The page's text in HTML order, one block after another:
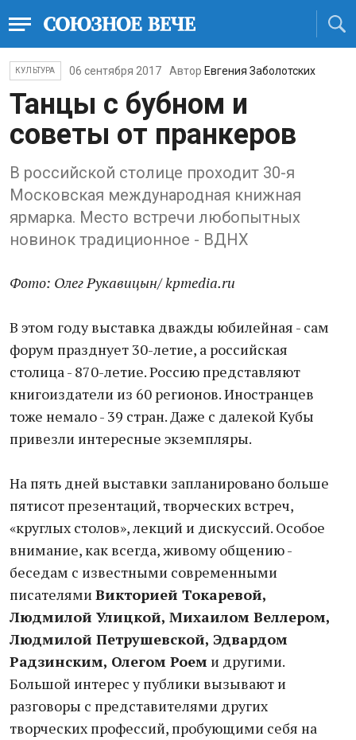
КУЛЬТУРА 06 сентября 2017 Автор Евгения Заболотских
Танцы с бубном и
советы от пранкеров
В российской столице проходит 30-я
Московская международная книжная
ярмарка. Место встречи любопытных
новинок традиционное - ВДНХ
Фото: Олег Рукавицын/ kpmedia.ru
В этом году выставка дважды юбилейная - сам
форум празднует 30-летие, а российская
столица - 870-летие. Россию представляют
книгоиздатели из 60 регионов. Иностранцев
тоже немало - 39 стран. Даже с далекой Кубы
привезли интересные экземпляры.
На пять дней выставки запланировано больше
пятисот презентаций, творческих встреч,
«круглых столов», лекций и дискуссий. Особое
внимание, как всегда, живому общению -
беседам с известными современными
писателями Викторией Токаревой,
Людмилой Улицкой, Михаилом Веллером,
Людмилой Петрушевской, Эдвардом
Радзинским, Олегом Роем и другими.
Большой интерес у публики вызывают и
разговоры с представителями других
творческих профессий, пробующими себя на